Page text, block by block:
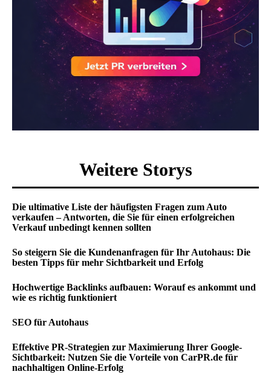
Weitere Storys
Die ultimative Liste der häufigsten Fragen zum Auto
verkaufen – Antworten, die Sie für einen erfolgreichen
Verkauf unbedingt kennen sollten
So steigern Sie die Kundenanfragen für Ihr Autohaus: Die
besten Tipps für mehr Sichtbarkeit und Erfolg
Hochwertige Backlinks aufbauen: Worauf es ankommt und
wie es richtig funktioniert
SEO für Autohaus
Effektive PR-Strategien zur Maximierung Ihrer Google-
Sichtbarkeit: Nutzen Sie die Vorteile von CarPR.de für
nachhaltigen Online-Erfolg